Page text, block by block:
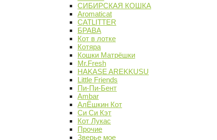
СИБИРСКАЯ КОШКА
Aromaticat
CATLITTER
БРАВА
Кот в лотке
Котяра
Кошки Матрёшки
Mr.Fresh
HAKASE AREKKUSU
Little Friends
Пи-Пи-Бент
Ambar
АлЁшкин Кот
Си Си Кэт
Кот Лукас
Прочие
Зверье мое